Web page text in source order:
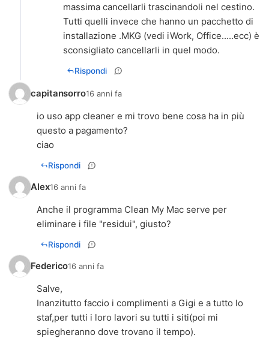
massima cancellarli trascinandoli nel cestino.
Tutti quelli invece che hanno un pacchetto di
installazione .MKG (vedi iWork, Office.....ecc) è
sconsigliato cancellarli in quel modo.
Rispondi
capitansorro16 anni fa
io uso app cleaner e mi trovo bene cosa ha in più
questo a pagamento?
ciao
Rispondi
Alex16 anni fa
Anche il programma Clean My Mac serve per
eliminare i file "residui", giusto?
Rispondi
Federico16 anni fa
Salve,
Inanzitutto faccio i complimenti a Gigi e a tutto lo
staf,per tutti i loro lavori su tutti i siti(poi mi
spiegheranno dove trovano il tempo).